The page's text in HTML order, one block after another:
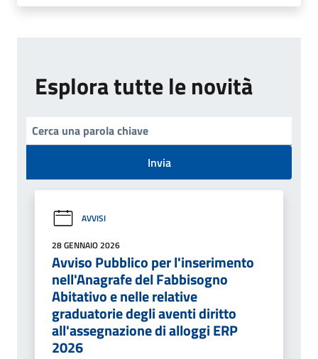
Esplora tutte le novità
Invia
AVVISI
28 GENNAIO 2026
Avviso Pubblico per l'inserimento
nell'Anagrafe del Fabbisogno
Abitativo e nelle relative
graduatorie degli aventi diritto
all'assegnazione di alloggi ERP
2026